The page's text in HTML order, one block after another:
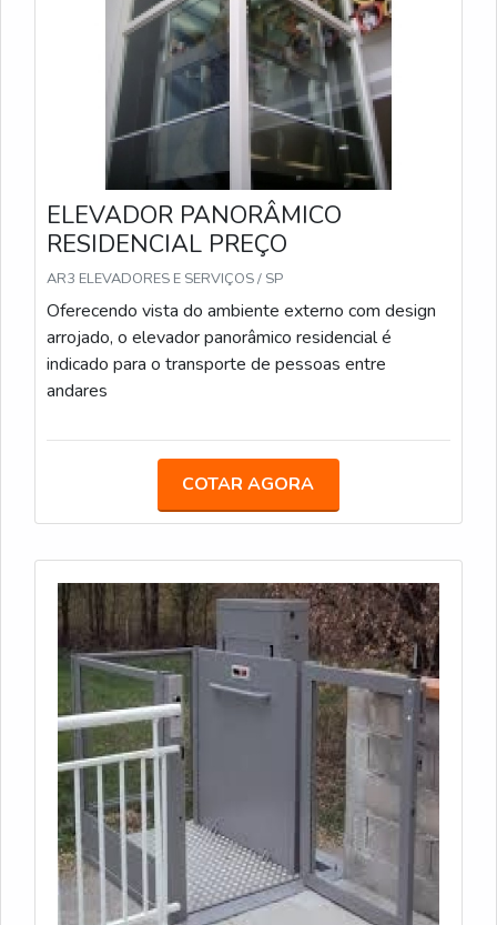
ELEVADOR PANORÂMICO
RESIDENCIAL PREÇO
AR3 ELEVADORES E SERVIÇOS / SP
Oferecendo vista do ambiente externo com design
arrojado, o elevador panorâmico residencial é
indicado para o transporte de pessoas entre
andares
COTAR AGORA